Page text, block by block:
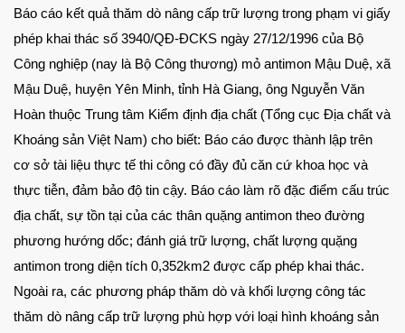
Báo cáo kết quả thăm dò nâng cấp trữ lượng trong phạm vi giấy
phép khai thác số 3940/QĐ-ĐCKS ngày 27/12/1996 của Bộ
Công nghiệp (nay là Bộ Công thương) mỏ antimon Mậu Duệ, xã
Mậu Duệ, huyện Yên Minh, tỉnh Hà Giang, ông Nguyễn Văn
Hoàn thuộc Trung tâm Kiểm định địa chất (Tổng cục Địa chất và
Khoáng sản Việt Nam) cho biết: Báo cáo được thành lập trên
cơ sở tài liệu thực tế thi công có đầy đủ căn cứ khoa học và
thực tiễn, đảm bảo độ tin cậy. Báo cáo làm rõ đặc điểm cấu trúc
địa chất, sự tồn tại của các thân quặng antimon theo đường
phương hướng dốc; đánh giá trữ lượng, chất lượng quặng
antimon trong diện tích 0,352km2 được cấp phép khai thác.
Ngoài ra, các phương pháp thăm dò và khối lượng công tác
thăm dò nâng cấp trữ lượng phù hợp với loại hình khoáng sản